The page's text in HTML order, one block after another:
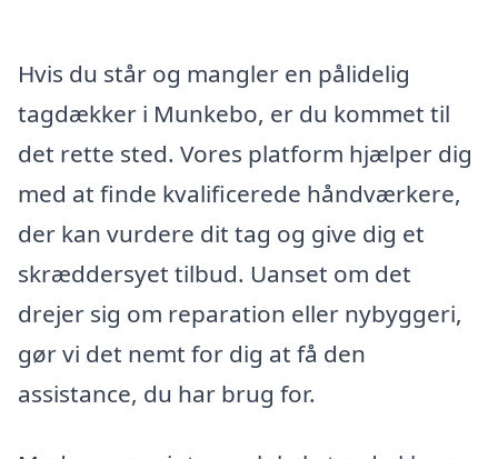
Hvis du står og mangler en pålidelig
tagdækker i Munkebo, er du kommet til
det rette sted. Vores platform hjælper dig
med at finde kvalificerede håndværkere,
der kan vurdere dit tag og give dig et
skræddersyet tilbud. Uanset om det
drejer sig om reparation eller nybyggeri,
gør vi det nemt for dig at få den
assistance, du har brug for.